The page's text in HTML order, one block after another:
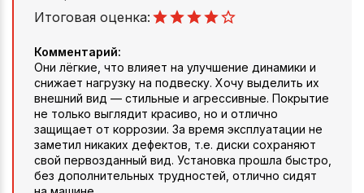
Итоговая оценка:
Комментарий:
Они лёгкие, что влияет на улучшение динамики и
снижает нагрузку на подвеску. Хочу выделить их
внешний вид — стильные и агрессивные. Покрытие
не только выглядит красиво, но и отлично
защищает от коррозии. За время эксплуатации не
заметил никаких дефектов, т.е. диски сохраняют
свой первозданный вид. Установка прошла быстро,
без дополнительных трудностей, отлично сидят